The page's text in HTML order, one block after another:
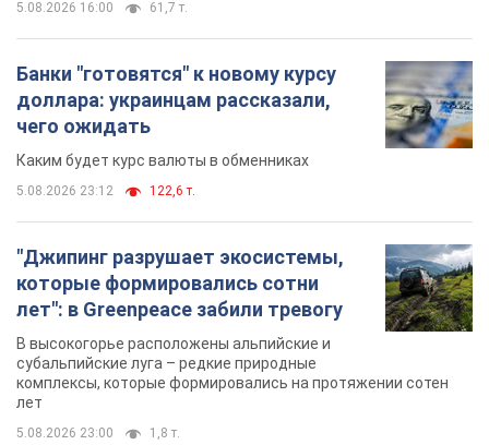
5.08.2026 16:00 61,7 т.
Банки "готовятся" к новому курсу
доллара: украинцам рассказали,
чего ожидать
Каким будет курс валюты в обменниках
5.08.2026 23:12 122,6 т.
"Джипинг разрушает экосистемы,
которые формировались сотни
лет": в Greenpeace забили тревогу
В высокогорье расположены альпийские и
субальпийские луга – редкие природные
комплексы, которые формировались на протяжении сотен
лет
5.08.2026 23:00 1,8 т.